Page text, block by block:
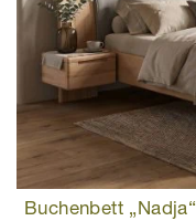
Buchenbett „Nadja“